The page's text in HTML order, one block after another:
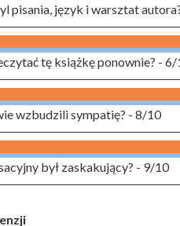
pisania, język i warsztat
tę książkę ponownie? - 6/
wzbudzili sympatię? - 8/10
był zaskakujący? - 9/10